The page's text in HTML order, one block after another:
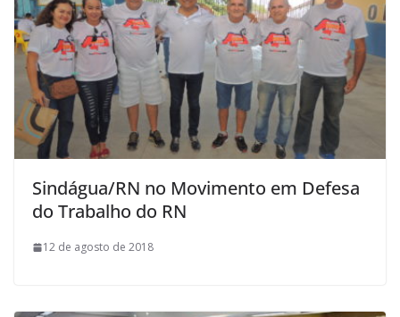
Sindágua/RN no Movimento em Defesa
do Trabalho do RN
12 de agosto de 2018